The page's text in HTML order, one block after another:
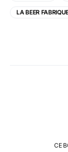
LA BEER
CE